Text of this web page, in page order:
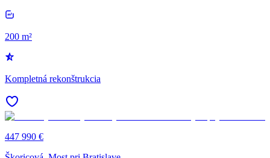
200 m²
Kompletná rekonštrukcia
447 990 €